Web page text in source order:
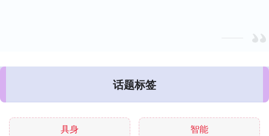
话题标签
具身 智能